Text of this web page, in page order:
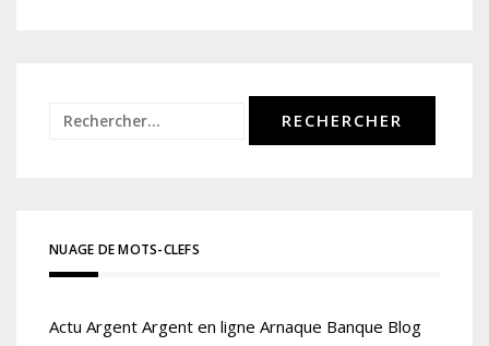
Rechercher :
NUAGE DE MOTS-CLEFS
Actu Argent Argent en ligne Arnaque Banque Blog